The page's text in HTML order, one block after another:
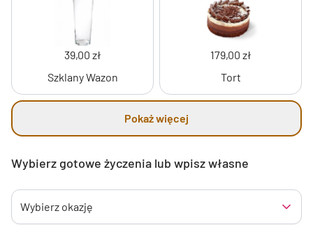
39,00 zł
Szklany Wazon
179,00 zł
Tort
Pokaż więcej
Wybierz gotowe życzenia lub wpisz własne
Wybierz okazję